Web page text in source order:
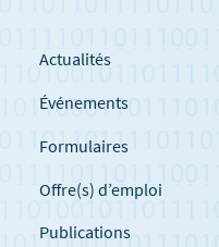
Actualités
Événements
Formulaires
Offre(s) d’emploi
Publications